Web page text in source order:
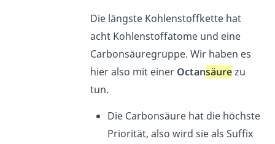
Die längste Kohlenstoffkette hat
acht Kohlenstoffatome und eine
Carbonsäuregruppe. Wir haben es
hier also mit einer Octansäurezu
tun.
Die Carbonsäure hat die höchste
Priorität, also wird sie als Suffix